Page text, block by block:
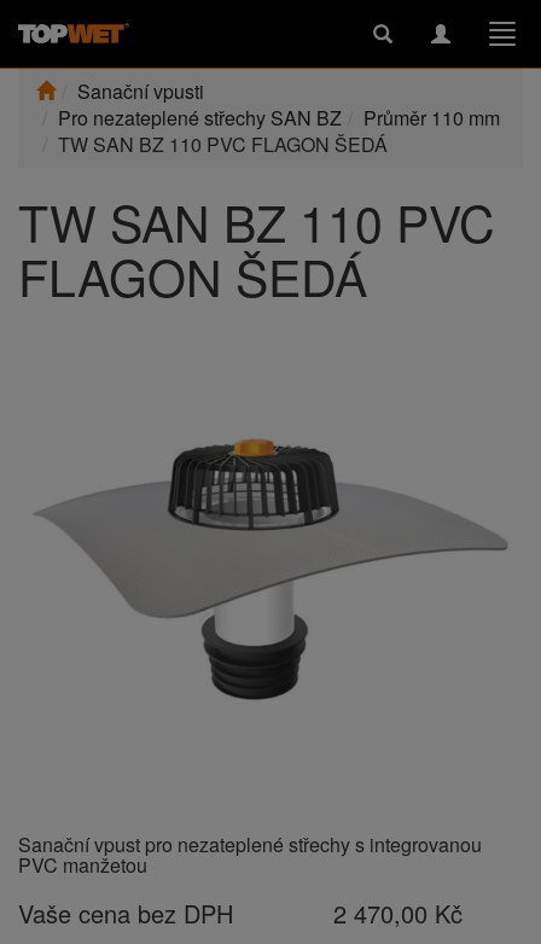
Toggle
Toggle
Sanační vpusti
Pro nezateplené střechy SAN BZ
Průměr 110 mm
TW SAN BZ 110 PVC FLAGON ŠEDÁ
TW SAN BZ 110 PVC
FLAGON ŠEDÁ
Sanační vpust pro nezateplené střechy s integrovanou
PVC manžetou
Vaše cena bez DPH 2 470,00 Kč